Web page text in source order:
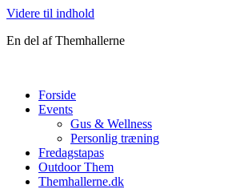
Videre til indhold
En del af Themhallerne
Forside
Events
Gus & Wellness
Personlig træning
Fredagstapas
Outdoor Them
Themhallerne.dk